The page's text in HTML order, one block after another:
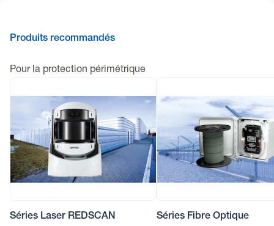
Produits recommandés
Pour la protection périmétrique
Séries Laser REDSCAN Séries Fibre Optique